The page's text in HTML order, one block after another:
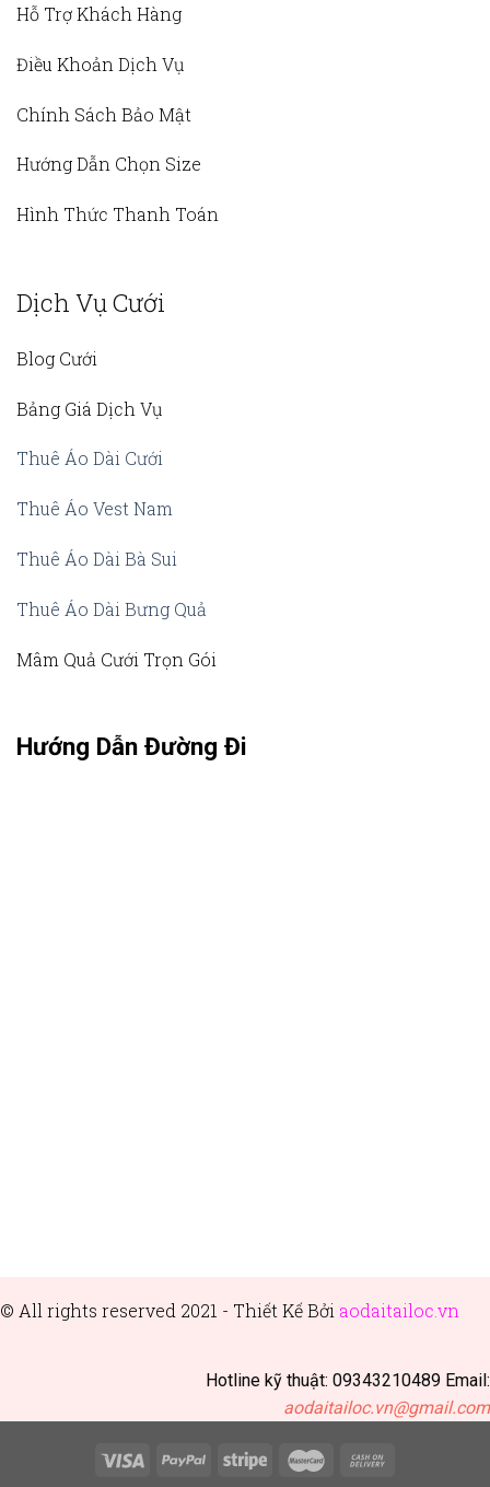
Hỗ Trợ Khách Hàng
Điều Khoản Dịch Vụ
Chính Sách Bảo Mật
Hướng Dẫn Chọn Size
Hình Thức Thanh Toán
Dịch Vụ Cưới
Blog Cưới
Bảng Giá Dịch Vụ
Thuê Áo Dài Cưới
Thuê Áo Vest Nam
Thuê Áo Dài Bà Sui
Thuê Áo Dài Bưng Quả
Mâm Quả Cưới Trọn Gói
Hướng Dẫn Đường Đi
© All rights reserved 2021 - Thiết Kế Bởi aodaitailoc.vn
Hotline kỹ thuật: 09343210489 Email:
aodaitailoc.vn@gmail.com